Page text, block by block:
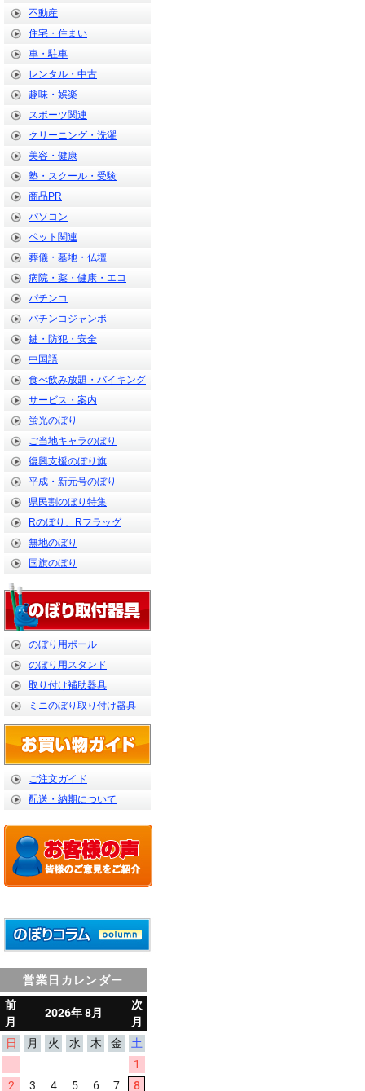
不動産
住宅・住まい
車・駐車
レンタル・中古
趣味・娯楽
スポーツ関連
クリーニング・洗濯
美容・健康
塾・スクール・受験
商品PR
パソコン
ペット関連
葬儀・墓地・仏壇
病院・薬・健康・エコ
パチンコ
パチンコジャンボ
鍵・防犯・安全
中国語
食べ飲み放題・バイキング
サービス・案内
蛍光のぼり
ご当地キャラのぼり
復興支援のぼり旗
平成・新元号のぼり
県民割のぼり特集
Rのぼり、Rフラッグ
無地のぼり
国旗のぼり
のぼり用ポール
のぼり用スタンド
取り付け補助器具
ミニのぼり取り付け器具
ご注文ガイド
配送・納期について
営業日カレンダー